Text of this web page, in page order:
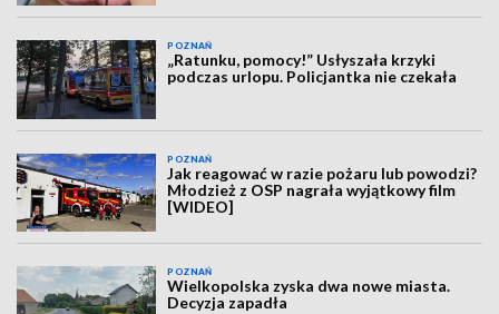
POZNAŃ
„Ratunku, pomocy!” Usłyszała krzyki
podczas urlopu. Policjantka nie czekała
POZNAŃ
Jak reagować w razie pożaru lub powodzi?
Młodzież z OSP nagrała wyjątkowy film
[WIDEO]
POZNAŃ
Wielkopolska zyska dwa nowe miasta.
Decyzja zapadła